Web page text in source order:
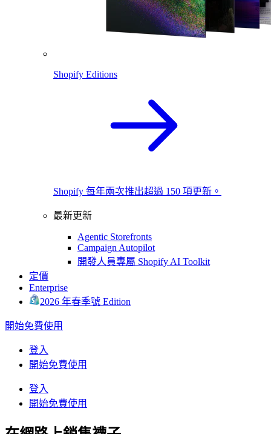
Shopify Editions
Shopify 每年兩次推出超過 150 項更新。
最新更新
Agentic Storefronts
Campaign Autopilot
開發人員專屬 Shopify AI Toolkit
定價
Enterprise
2026 年春季號 Edition
開始免費使用
登入
開始免費使用
登入
開始免費使用